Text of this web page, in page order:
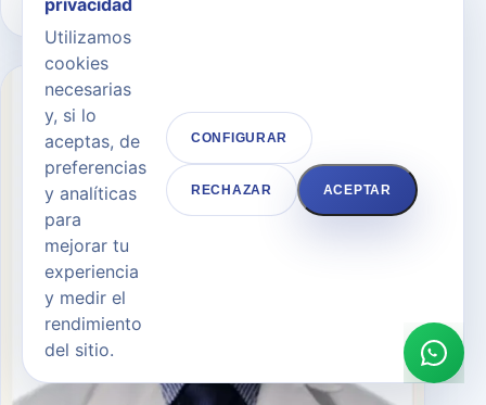
privacidad
Utilizamos
cookies
necesarias
y, si lo
aceptas, de
preferencias
y analíticas
para
mejorar tu
experiencia
y medir el
rendimiento
del sitio.
CONFIGURAR
RECHAZAR ACEPTAR